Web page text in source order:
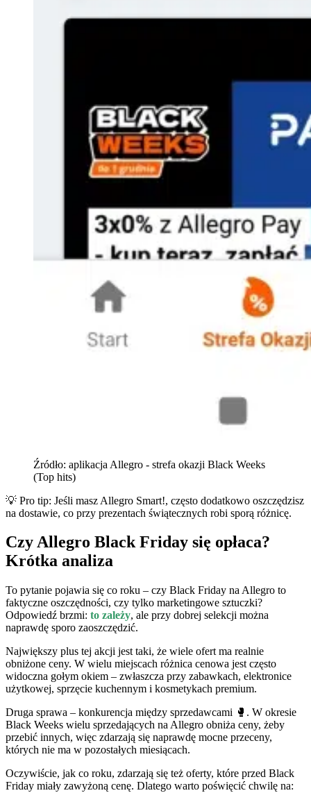
Źródło: aplikacja Allegro - strefa okazji Black Weeks
(Top hits)
💡 Pro tip: Jeśli masz Allegro Smart!, często dodatkowo oszczędzisz
na dostawie, co przy prezentach świątecznych robi sporą różnicę.
Czy Allegro Black Friday się opłaca?
Krótka analiza
To pytanie pojawia się co roku – czy Black Friday na Allegro to
faktyczne oszczędności, czy tylko marketingowe sztuczki?
Odpowiedź brzmi: to zależy, ale przy dobrej selekcji można
naprawdę sporo zaoszczędzić.
Największy plus tej akcji jest taki, że wiele ofert ma realnie
obniżone ceny. W wielu miejscach różnica cenowa jest często
widoczna gołym okiem – zwłaszcza przy zabawkach, elektronice
użytkowej, sprzęcie kuchennym i kosmetykach premium.
Druga sprawa – konkurencja między sprzedawcami 🥊. W okresie
Black Weeks wielu sprzedających na Allegro obniża ceny, żeby
przebić innych, więc zdarzają się naprawdę mocne przeceny,
których nie ma w pozostałych miesiącach.
Oczywiście, jak co roku, zdarzają się też oferty, które przed Black
Friday miały zawyżoną cenę. Dlatego warto poświęcić chwilę na: